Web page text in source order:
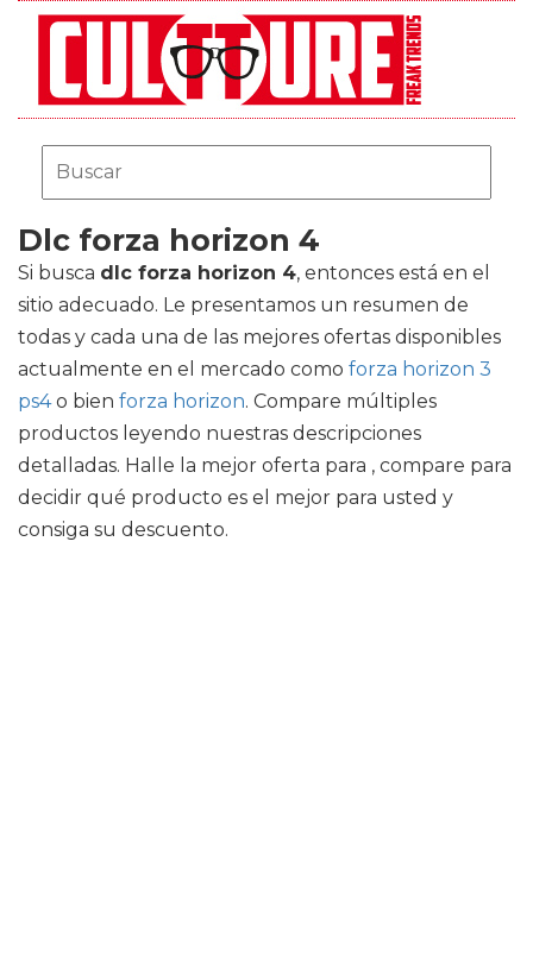
Dlc forza horizon 4
Si busca dlc forza horizon 4, entonces está en el
sitio adecuado. Le presentamos un resumen de
todas y cada una de las mejores ofertas disponibles
actualmente en el mercado como forza horizon 3
ps4o bien forza horizon. Compare múltiples
productos leyendo nuestras descripciones
detalladas. Halle la mejor oferta para , compare para
decidir qué producto es el mejor para usted y
consiga su descuento.